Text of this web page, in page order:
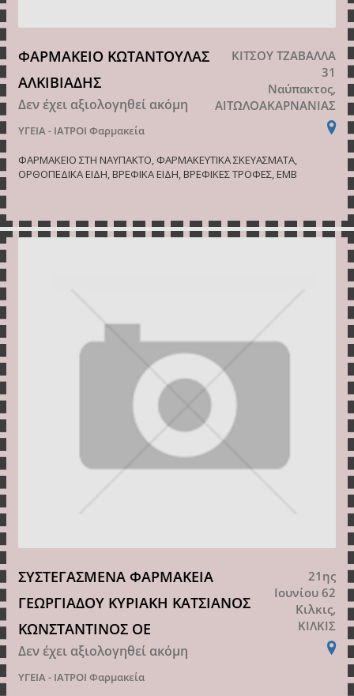
ΦΑΡΜΑΚΕΙΟ ΚΩΤΑΝΤΟΥΛΑΣ
ΑΛΚΙΒΙΑΔΗΣ
Δεν έχει αξιολογηθεί ακόμη
ΥΓΕΙΑ - ΙΑΤΡΟΙ Φαρμακεία
ΚΙΤΣΟΥ ΤΖΑΒΑΛΛΑ
31
Ναύπακτος,
ΑΙΤΩΛΟΑΚΑΡΝΑΝΙΑΣ
ΦΑΡΜΑΚΕΙΟ ΣΤΗ ΝΑΥΠΑΚΤΟ, ΦΑΡΜΑΚΕΥΤΙΚΑ ΣΚΕΥΑΣΜΑΤΑ,
ΟΡΘΟΠΕΔΙΚΑ ΕΙΔΗ, ΒΡΕΦΙΚΑ ΕΙΔΗ, ΒΡΕΦΙΚΕΣ ΤΡΟΦΕΣ, ΕΜΒ
ΣΥΣΤΕΓΑΣΜΕΝΑ ΦΑΡΜΑΚΕΙΑ
ΓΕΩΡΓΙΑΔΟΥ ΚΥΡΙΑΚΗ ΚΑΤΣΙΑΝΟΣ
ΚΩΝΣΤΑΝΤΙΝΟΣ ΟΕ
Δεν έχει αξιολογηθεί ακόμη
ΥΓΕΙΑ - ΙΑΤΡΟΙ Φαρμακεία
21ης
Ιουνίου 62
Κιλκις,
ΚΙΛΚΙΣ